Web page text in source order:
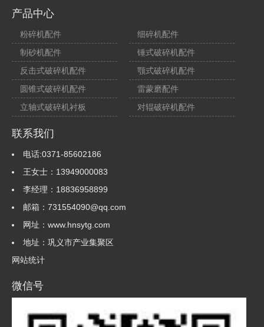
产品中心
粉碎机配件
细碎机配件
制砂机配件
锤式破碎机配件
反击式破碎机配件
颚式破碎机配件
圆锥式破碎机配件
雷蒙磨配件
立轴式破碎机衬板
对辊破碎机配件
联系我们
电话:0371-85602186
王女士：13949000083
李经理：18836958899
邮箱：731554090@qq.com
网址：www.hnsytg.com
地址：巩义市产业集聚区
网站统计
微信号